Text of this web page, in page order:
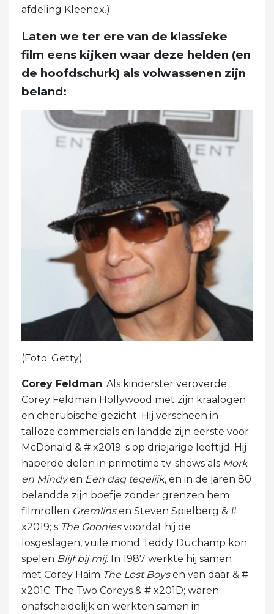
afdeling Kleenex.)
Laten we ter ere van de klassieke
film eens kijken waar deze helden (en
de hoofdschurk) als volwassenen zijn
beland:
(Foto: Getty)
Corey Feldman. Als kinderster veroverde
Corey Feldman Hollywood met zijn kraalogen
en cherubische gezicht. Hij verscheen in
talloze commercials en landde zijn eerste voor
McDonald & # x2019; s op driejarige leeftijd. Hij
haperde delen in primetime tv-shows als Mork
en Mindyen Een dag tegelijk, en in de jaren 80
belandde zijn boefje zonder grenzen hem
filmrollen Gremlinsen Steven Spielberg & #
x2019; s The Gooniesvoordat hij de
losgeslagen, vuile mond Teddy Duchamp kon
spelen Blijf bij mij. In 1987 werkte hij samen
met Corey Haim The Lost Boysen van daar & #
x201C; The Two Coreys & # x201D; waren
onafscheidelijk en werkten samen in